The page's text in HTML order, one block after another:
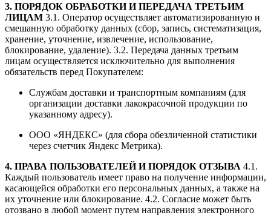
3. ПОРЯДОК ОБРАБОТКИ И ПЕРЕДАЧА ТРЕТЬИМ
ЛИЦАМ 3.1. Оператор осуществляет автоматизированную и
смешанную обработку данных (сбор, запись, систематизация,
хранение, уточнение, извлечение, использование,
блокирование, удаление). 3.2. Передача данных третьим
лицам осуществляется исключительно для выполнения
обязательств перед Покупателем:
Службам доставки и транспортным компаниям (для
организации доставки лакокрасочной продукции по
указанному адресу).
ООО «ЯНДЕКС» (для сбора обезличенной статистики
через счетчик Яндекс Метрика).
4. ПРАВА ПОЛЬЗОВАТЕЛЕЙ И ПОРЯДОК ОТЗЫВА 4.1.
Каждый пользователь имеет право на получение информации,
касающейся обработки его персональных данных, а также на
их уточнение или блокирование. 4.2. Согласие может быть
отозвано в любой момент путем направления электронного